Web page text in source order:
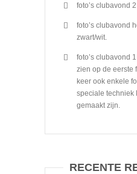
foto’s clubavond
foto’s clubavond
zwart/wit.
foto’s clubavond
zien op de eerste
keer ook enkele
speciale techniek
gemaakt zijn.
RECENTE